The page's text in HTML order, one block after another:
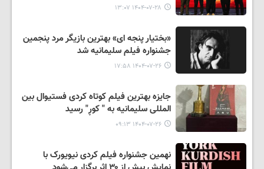
۱۴۰۴-۰۷-۲۸ ۱۳:۰۷
«بختیار پنجه ای» بهترین بازیگر مرد پنجمین
جشنواره فیلم سلیمانیه شد
۱۴۰۴-۰۷-۲۶ ۱۷:۵۸
جایزه بهترین فیلم کوتاه کردی فستیوال بین
المللی سلیمانیه به " کوڕ" رسید
۱۴۰۴-۰۷-۲۶ ۰۹:۱۳
نهمین جشنواره فیلم کردی نیویورک با